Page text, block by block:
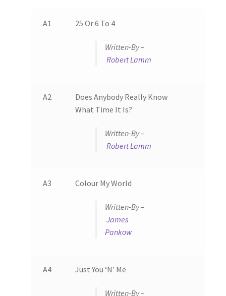
A1 25 Or 6 To 4
Written-By –
Robert Lamm
A2
Does Anybody Really Know
What Time It Is?
Written-By –
Robert Lamm
A3 Colour My World
Written-By –
James
Pankow
A4 Just You ‘N’ Me
Written-By –